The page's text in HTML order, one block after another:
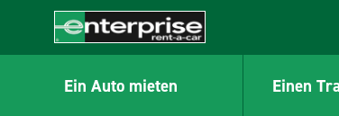
CONTENT
Enterprise
Ein Auto mieten Einen